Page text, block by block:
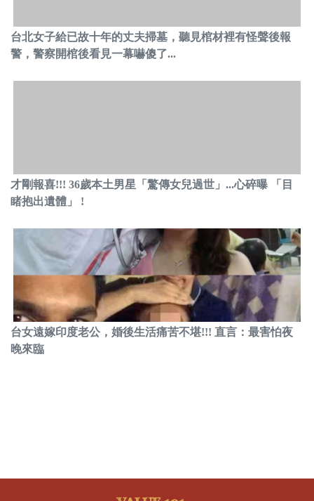
台北女子給已故十年的丈夫掃墓，聽見棺材裡有怪聲後報
警，警察開棺後看見一幕嚇傻了...
才剛報喜!!! 36歲本土男星「驚傳女兒過世」...心碎曝 「目
睹抱出遺體」 !
台女遠嫁印度老公，婚後生活痛苦不堪!!! 直言：最害怕夜
晚來臨